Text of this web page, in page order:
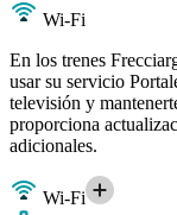
Wi-Fi
En los trenes
usar su servicio
televisión y
proporciona
adicionales.
Wi-Fi